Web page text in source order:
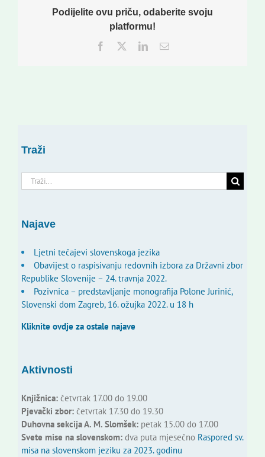
Podijelite ovu priču, odaberite svoju
platformu!
Facebook
TwitterLinkedInEmail:
Traži
Traži...
Najave
Ljetni tečajevi slovenskoga jezika
Obavijest o raspisivanju redovnih izbora za Državni zbor
Republike Slovenije – 24. travnja 2022.
Pozivnica – predstavljanje monografija Polone Jurinić,
Slovenski dom Zagreb, 16. ožujka 2022. u 18 h
Kliknite ovdje za ostale najave
Aktivnosti
Knjižnica:četvrtak 17.00 do 19.00
Pjevački zbor:četvrtak 17.30 do 19.30
Duhovna sekcija A. M. Slomšek:petak 15.00 do 17.00
Svete mise na slovenskom:dva puta mjesečno Raspored sv.
misa na slovenskom jeziku za 2023. godinu